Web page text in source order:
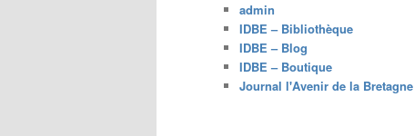
admin
IDBE – Bibliothèque
IDBE – Blog
IDBE – Boutique
Journal l'Avenir de la Bretagne